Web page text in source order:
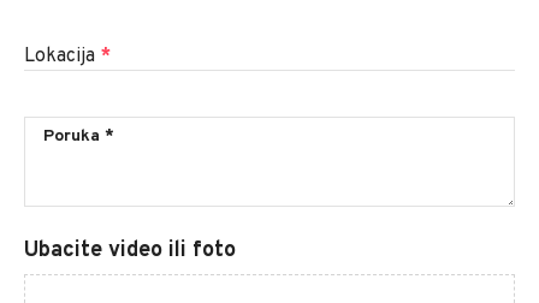
Lokacija *
Ubacite video ili foto